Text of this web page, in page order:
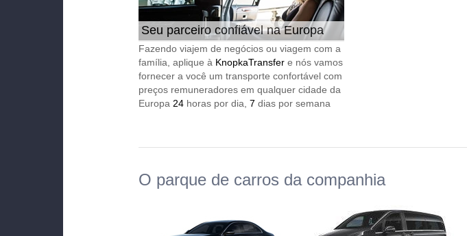
Seu parceiro confiável na Europa
24/7
Fazendo viajem de negócios ou viagem com a
família, aplique à KnopkaTransfer e nós vamos
fornecer a você um transporte confortável com
preços remuneradores em qualquer cidade da
Europa 24 horas por dia, 7 dias por semana
O parque de carros da companhia